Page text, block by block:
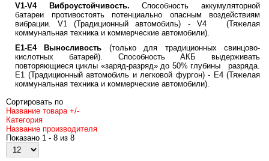
V1-V4 Виброустойчивость.Способность аккумуляторной
батареи противостоять потенциально опасным воздействиям
вибрации. V1 (Традиционный автомобиль) - V4 (Тяжелая
коммунальная техника и коммерческие автомобили).
E1-E4 Выносливость (только для традиционных свинцово-
кислотных батарей). Способность АКБ выдерживать
повторяющиеся циклы «заряд-разряд» до 50% глубины разряда.
Е1 (Традиционный автомобиль и легковой фургон) - E4 (Тяжелая
коммунальная техника и коммерческие автомобили).
Сортировать по
Название товара +/-
Категория
Название производителя
Показано 1 - 8 из 8